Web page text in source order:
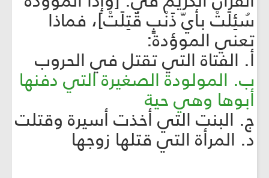
سُئِلَتْ بأيّ‏ ذَنْبٍ قُتِلَتْ]، فماذا
تعني الموؤدة:
أ. الفتاة التي تقتل في الحروب
ب. المولودة الصغيرة التي دفنها
أبوها وهي حية
ج. البنت التي أخذت أسيرة وقتلت
د. المرأة التي قتلها زوجها